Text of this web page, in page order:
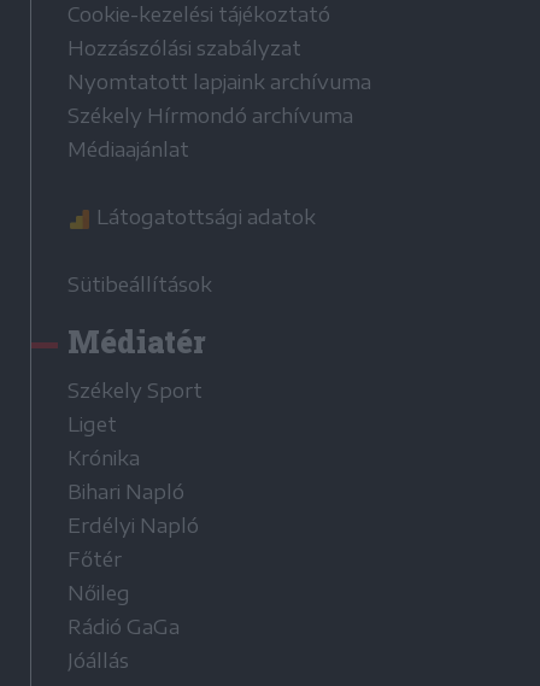
Cookie-kezelési tájékoztató
Hozzászólási szabályzat
Nyomtatott lapjaink archívuma
Székely Hírmondó archívuma
Médiaajánlat
Látogatottsági adatok
Sütibeállítások
Médiatér
Székely Sport
Liget
Krónika
Bihari Napló
Erdélyi Napló
Főtér
Nőileg
Rádió GaGa
Jóállás